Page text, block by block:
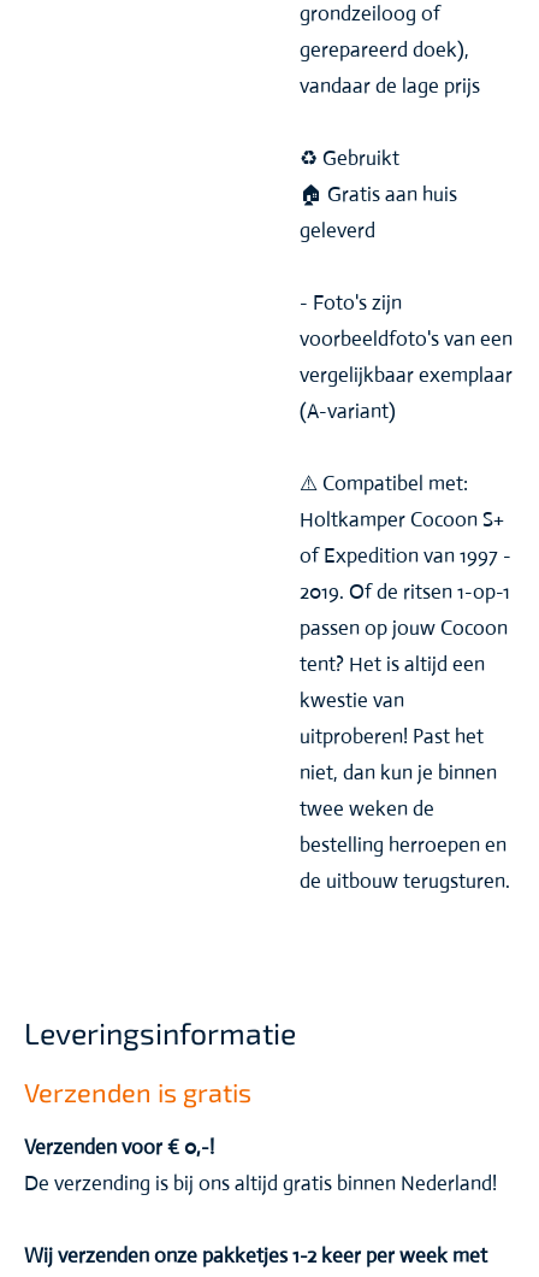
grondzeiloog of
gerepareerd doek),
vandaar de lage prijs
♻️ Gebruikt
🏠 Gratis aan huis
geleverd
- Foto's zijn
voorbeeldfoto's van een
vergelijkbaar exemplaar
(A-variant)
⚠️ Compatibel met:
Holtkamper Cocoon S+
of Expedition van 1997 -
2019. Of de ritsen1-op-1
passen op jouw Cocoon
tent? Het is altijd een
kwestie van
uitproberen! Past het
niet, dan kun je binnen
twee weken de
bestelling herroepen en
de uitbouw terugsturen.
Leveringsinformatie
Verzenden is gratis
Verzenden voor € 0,-!
De verzending is bij ons altijd gratis binnen Nederland!
Wij verzenden onze pakketjes 1-2 keer per week met